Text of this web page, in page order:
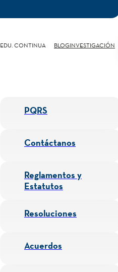
EDU. CONTINUA BLOGINVESTIGACIÓN
PQRS
Contáctanos
Reglamentos y
Estatutos
Resoluciones
Acuerdos